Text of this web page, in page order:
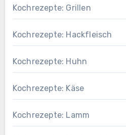
Kochrezepte: Grillen
Kochrezepte: Hackfleisch
Kochrezepte: Huhn
Kochrezepte: Käse
Kochrezepte: Lamm